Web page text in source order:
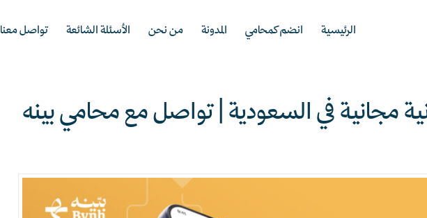
الرئيسية انضم كمحامي المدونة من نحن الأسئلة الشائعة تواصل معنا
مجانية في السعودية | تواصل مع محامي بينه